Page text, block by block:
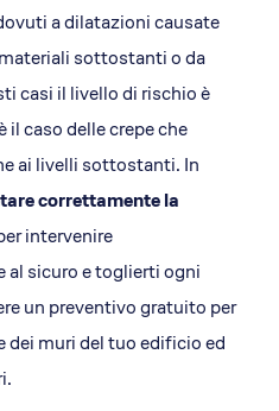
a dilatazioni causate
sottostanti o da
casi il livello di rischio è
caso delle crepe che
ai livelli sottostanti. In
correttamente la
intervenire
al sicuro e toglierti ogni
un preventivo gratuito per
muri del tuo edificio ed